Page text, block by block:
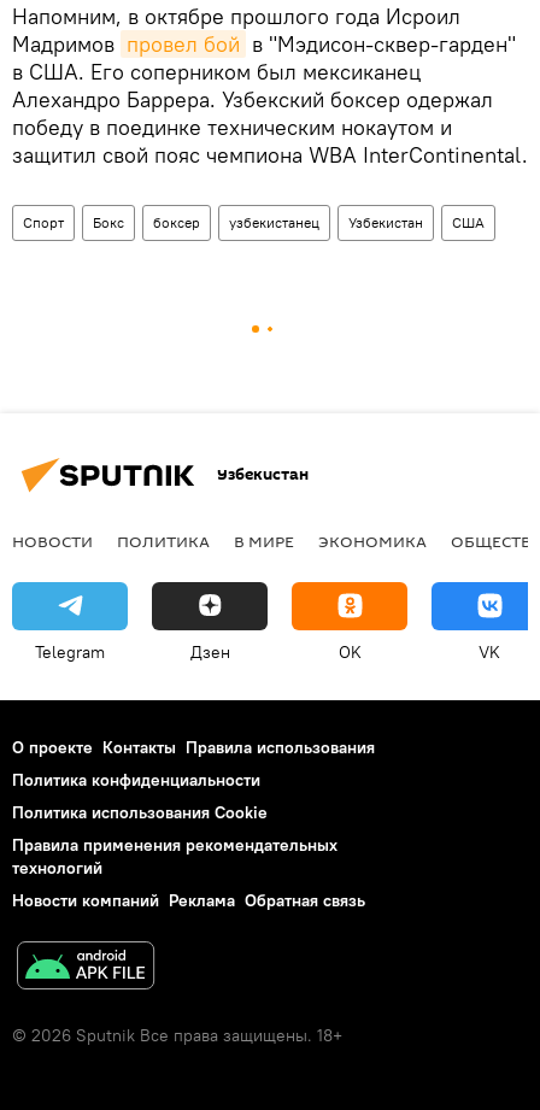
Напомним, в октябре прошлого года Исроил
Мадримов провел бой в "Мэдисон-сквер-гарден"
в США. Его соперником был мексиканец
Алехандро Баррера. Узбекский боксер одержал
победу в поединке техническим нокаутом и
защитил свой пояс чемпиона WBA InterContinental.
Спорт Бокс боксер узбекистанец Узбекистан США
Узбекистан
НОВОСТИ ПОЛИТИКА В МИРЕ ЭКОНОМИКА
Telegram Дзен OK VK
О проекте Контакты Правила использования
Политика конфиденциальности
Политика использования Cookie
Правила применения рекомендательных
технологий
Новости компаний Реклама Обратная связь
© 2026 Sputnik Все права защищены. 18+